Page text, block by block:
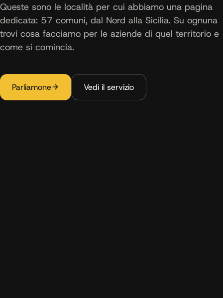
Queste sono le località per cui abbiamo una pagina
dedicata: 57 comuni, dal Nord alla Sicilia. Su ognuna
trovi cosa facciamo per le aziende di quel territorio e
come si comincia.
Parliamone Vedi il servizio